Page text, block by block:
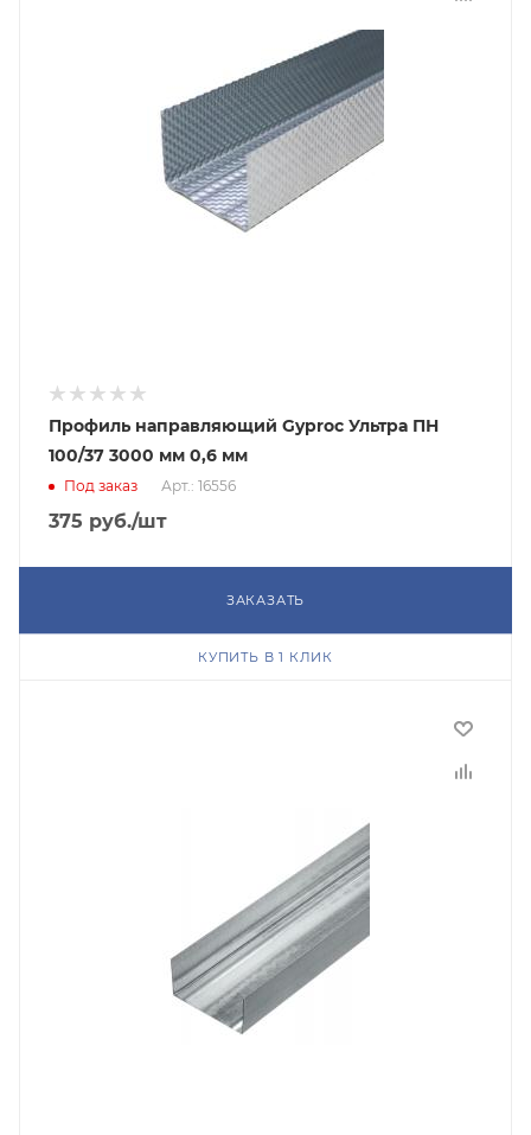
Профиль направляющий Gyproc Ультра ПН
100/37 3000 мм 0,6 мм
Под заказ Арт.: 16556
375 руб./шт
ЗАКАЗАТЬ
КУПИТЬ В 1 КЛИК